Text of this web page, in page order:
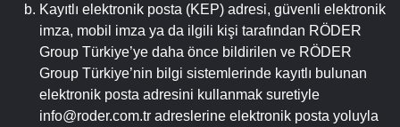
Kayıtlı elektronik posta (KEP) adresi, güvenli elektronik
imza, mobil imza ya da ilgili kişi tarafından RÖDER
Group Türkiye’ye daha önce bildirilen ve RÖDER
Group Türkiye’nin bilgi sistemlerinde kayıtlı bulunan
elektronik posta adresini kullanmak suretiyle
info@roder.com.tr adreslerine elektronik posta yoluyla